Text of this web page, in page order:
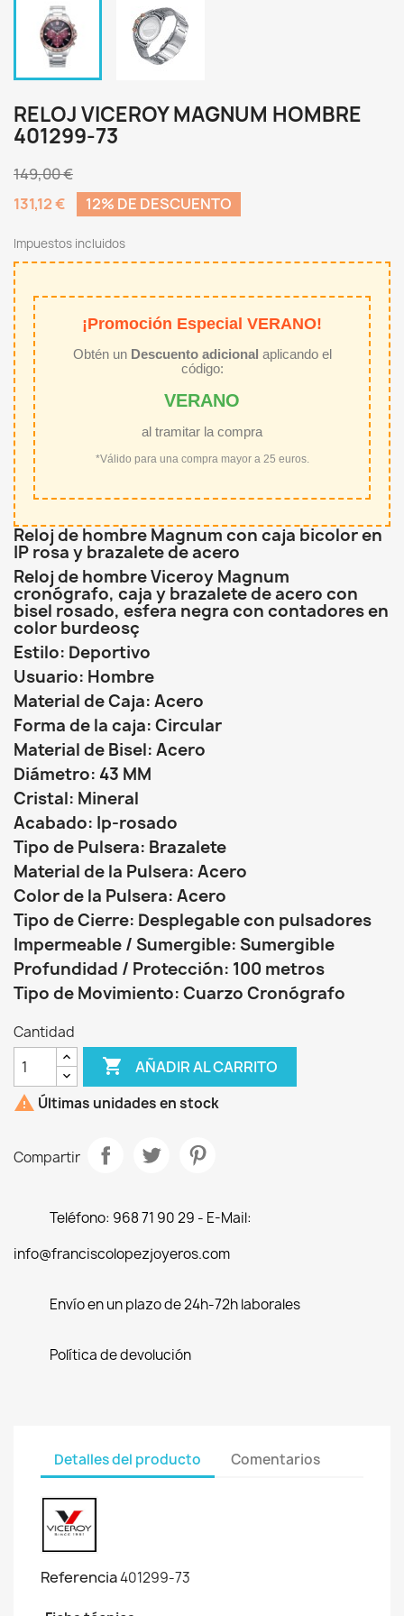
RELOJ VICEROY MAGNUM HOMBRE
401299-73
149,00 €
131,12 €
12% DE DESCUENTO
Impuestos incluidos
¡Promoción Especial VERANO!
Obtén un Descuento adicional aplicando el
código:
VERANO
al tramitar la compra
*Válido para una compra mayor a 25 euros.
Reloj de hombre Magnum con caja bicolor en
IP rosa y brazalete de acero
Reloj de hombre Viceroy Magnum
cronógrafo, caja y brazalete de acero con
bisel rosado, esfera negra con contadores en
color burdeosç
Estilo: Deportivo
Usuario: Hombre
Material de Caja: Acero
Forma de la caja: Circular
Material de Bisel: Acero
Diámetro: 43 MM
Cristal: Mineral
Acabado: Ip-rosado
Tipo de Pulsera: Brazalete
Material de la Pulsera: Acero
Color de la Pulsera: Acero
Tipo de Cierre: Desplegable con pulsadores
Impermeable / Sumergible: Sumergible
Profundidad / Protección: 100 metros
Tipo de Movimiento: Cuarzo Cronógrafo
Cantidad
 AÑADIR AL CARRITO
 Últimas unidades en stock
Compartir
Teléfono: 968 71 90 29 - E-Mail:
info@franciscolopezjoyeros.com
Envío en un plazo de 24h-72h laborales
Política de devolución
Detalles del producto Comentarios
Referencia401299-73